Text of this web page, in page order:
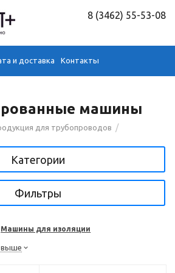
8 (3462) 55-53-08
и доставка Контакты
машины
для трубопроводов /
Категории
Фильтры
Машины для изоляции
выше